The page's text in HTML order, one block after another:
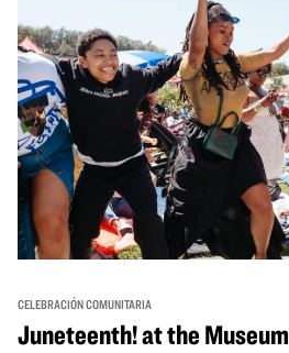
tanto presenciales como virtuales.
CELEBRACIÓN COMUNITARIA
Juneteenth! at the Museum